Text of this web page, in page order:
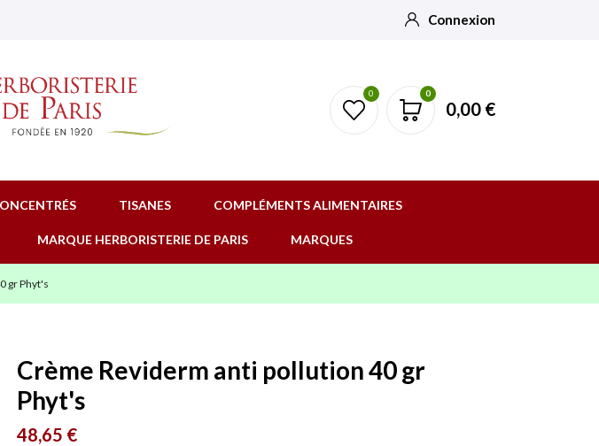
Connexion
0 0
0,00 €
TISANES COMPLÉMENTS ALIMENTAIRES
MARQUE HERBORISTERIE DE PARIS MARQUES
gr Phyt's
Crème Reviderm anti pollution 40 gr
Phyt's
48,65 €